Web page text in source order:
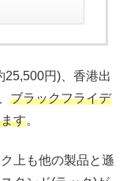
25,500円)、香港出
ブラックフライデ
す。
上も他の製品と遜